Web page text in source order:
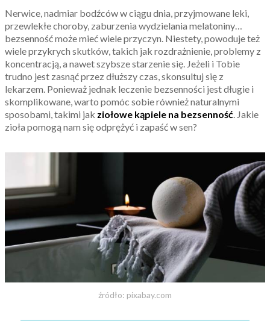
Nerwice, nadmiar bodźców w ciągu dnia, przyjmowane leki,
przewlekłe choroby, zaburzenia wydzielania melatoniny…
bezsenność może mieć wiele przyczyn. Niestety, powoduje też
wiele przykrych skutków, takich jak rozdrażnienie, problemy z
koncentracją, a nawet szybsze starzenie się. Jeżeli i Tobie
trudno jest zasnąć przez dłuższy czas, skonsultuj się z
lekarzem. Ponieważ jednak leczenie bezsenności jest długie i
skomplikowane, warto pomóc sobie również naturalnymi
sposobami, takimi jak ziołowe kąpiele na bezsenność. Jakie
zioła pomogą nam się odprężyć i zapaść w sen?
źródło: pixabay.com